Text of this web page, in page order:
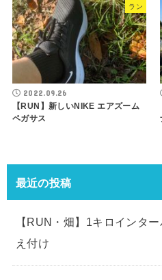
ラン
2022.09.26
【RUN】新しいNIKE エアズーム
ペガサス
最近の投稿
【RUN・畑】1キロインタ
え付け